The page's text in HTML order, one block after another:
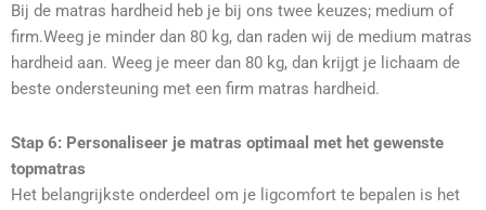
Bij de matras hardheid heb je bij ons twee keuzes; medium of
firm.Weeg je minder dan 80 kg, dan raden wij de medium matras
hardheid aan. Weeg je meer dan 80 kg, dan krijgt je lichaam de
beste ondersteuning met een firm matras hardheid.
Stap 6: Personaliseer je matras optimaal met het gewenste
topmatras
Het belangrijkste onderdeel om je ligcomfort te bepalen is het